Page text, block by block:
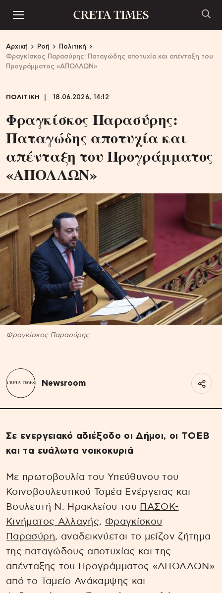
Αρχική Ροή
Πολιτική
Φραγκίσκος Παρασύρης: Παταγώδης αποτυχία και απένταξη του
Προγράμματος «ΑΠΟΛΛΩΝ»
ΠΟΛΙΤΙΚΗ 18.06.2026, 14:12
Φραγκίσκος Παρασύρης:
Παταγώδης αποτυχία και
απένταξη του Προγράμματος
«ΑΠΟΛΛΩΝ»
Φραγκίσκος Παρασύρης
Newsroom
Σε ενεργειακό αδιέξοδο οι Δήμοι, οι ΤΟΕΒ
και τα ευάλωτα νοικοκυριά
Με πρωτοβουλία του Υπεύθυνου του
Κοινοβουλευτικού Τομέα Ενέργειας και
Βουλευτή Ν. Ηρακλείου του ΠΑΣΟΚ-
Κινήματος Αλλαγής, Φραγκίσκου
Παρασύρη, αναδεικνύεται το μείζον ζήτημα
της παταγώδους αποτυχίας και της
απένταξης του Προγράμματος «ΑΠΟΛΛΩΝ»
από το Ταμείο Ανάκαμψης και